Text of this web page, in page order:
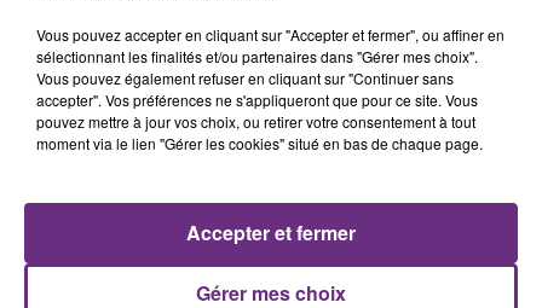
So Easy (to Fall In Love) Frerot
Vous pouvez accepter en cliquant sur "Accepter et fermer", ou affiner en
sélectionnant les finalités et/ou partenaires dans "Gérer mes choix".
Vous pouvez également refuser en cliquant sur "Continuer sans
accepter". Vos préférences ne s'appliqueront que pour ce site. Vous
pouvez mettre à jour vos choix, ou retirer votre consentement à tout
moment via le lien "Gérer les cookies" situé en bas de chaque page.
Gérer mes choix
Accepter et fermer